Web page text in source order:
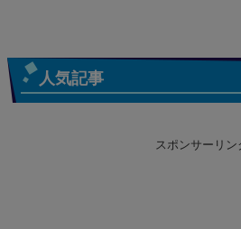
人気記事
スポンサーリン